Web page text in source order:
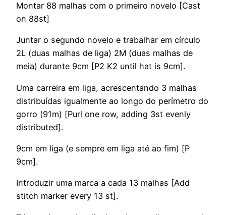
Montar 88 malhas com o primeiro novelo [Cast
on 88st]
Juntar o segundo novelo e trabalhar em círculo
2L (duas malhas de liga) 2M (duas malhas de
meia) durante 9cm [P2 K2 until hat is 9cm].
Uma carreira em liga, acrescentando 3 malhas
distribuídas igualmente ao longo do perímetro do
gorro (91m) [Purl one row, adding 3st evenly
distributed].
9cm em liga (e sempre em liga até ao fim) [P
9cm].
Introduzir uma marca a cada 13 malhas [Add
stitch marker every 13 st].